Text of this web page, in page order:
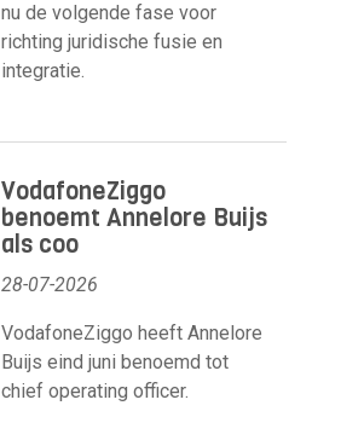
nu de volgende fase voor
richting juridische fusie en
integratie.
VodafoneZiggo
benoemt Annelore Buijs
als coo
28-07-2026
VodafoneZiggo heeft Annelore
Buijs eind juni benoemd tot
chief operating officer.